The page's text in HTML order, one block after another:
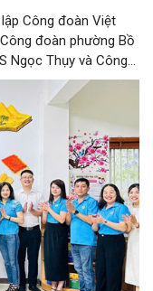
Công đoàn Việt
đoàn phường Bồ
Ngọc Thụy và Công
ra mắt Mô hình